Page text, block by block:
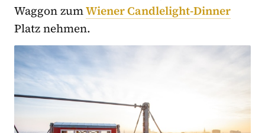
Waggon zumWiener Candlelight-Dinner
Platz nehmen.